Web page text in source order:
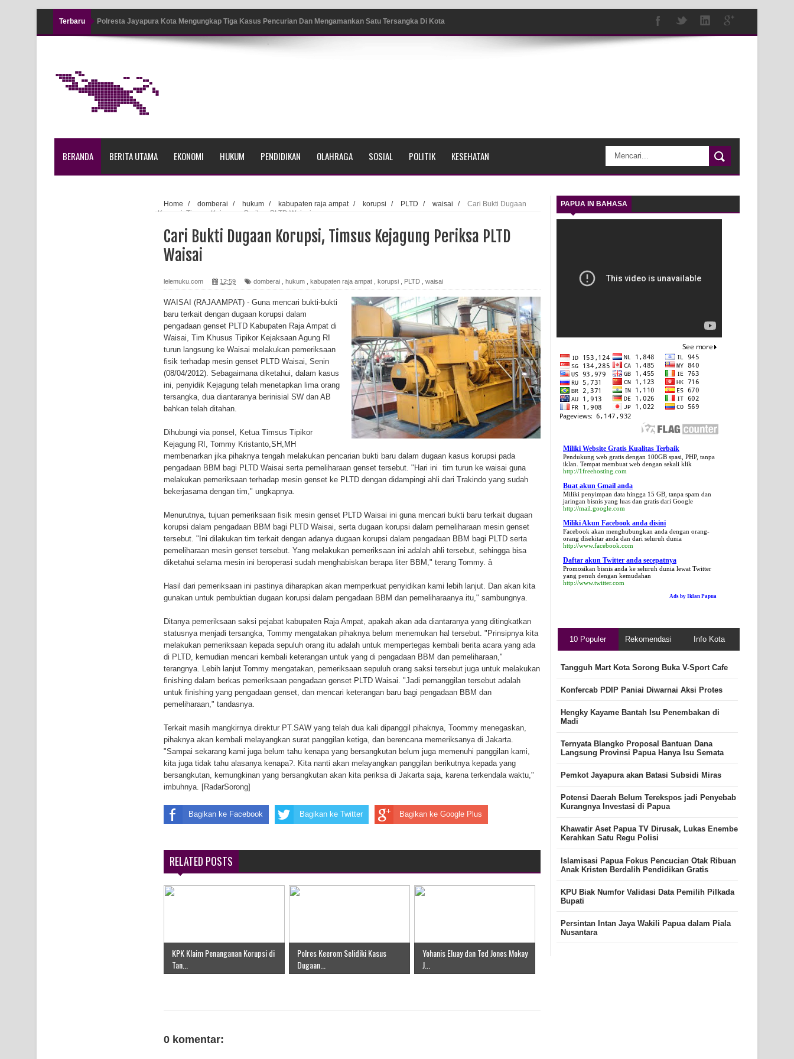
Terbaru Polresta Jayapura Kota Mengungkap Tiga Kasus Pencurian Dan Mengamankan Satu Tersangka Di Kota
Kapolresta Jayapura Kota Mengapresiasi Antusiasme Warga Saat Nonton Bareng Final Piala Dunia 2026 di
Lima Rumah Pribadi Terbakar Di Hamadi Jayapura Selatan
Polres Jayapura Terima Laporan Hilangnya Agustina Ester Bonsapia
Marthen Medlama Sebut Pemprov Papua Siapkan 1000 Kuota Beasiswa Mace
BRI Region 18 Jayapura Salurkan Bantuan CSR untuk RS Bhayangkara Polda Papua pada Peringatan Hari
Indonesia Turns Remote Papua Frontier into National Food Belt with Mechanized Rice Expansion
Mentan Tinjau Program Cetak Sawah dan Penanaman Padi di Merauke
Mantan Sekda Jayawijaya Jadi Tersangka Kasus Korupsi Jalan Lingkar
Papuan Artisans Take Center Stage at Indonesia's National Craft Anniversary in Makassar
Presenter TVRI Papua Barat Yanto Idorway Masih Hilang
Air Terjun Memti Pesona Tersembunyi di Kabupaten Pegunungan Arfak
Pencarian Hari Keenam Korban Hanyut di Air Terjun Memti Belum Hasil, Polisi Periksa Saksi dan Kerahkan
.
BERANDA BERITA UTAMA EKONOMI HUKUM PENDIDIKAN OLAHRAGA SOSIAL POLITIK KESEHATAN
Home / domberai / hukum / kabupaten raja ampat / korupsi / PLTD / waisai /
Cari Bukti Dugaan
Korupsi, Timsus Kejagung Periksa PLTD Waisai
Cari Bukti Dugaan Korupsi, Timsus Kejagung Periksa PLTD
Waisai
lelemuku.com 12:59 domberai hukum kabupaten raja ampat korupsi PLTD waisai
WAISAI (RAJAAMPAT) - Guna mencari buk­ti-bukti
baru terkait dengan dugaan korupsi dalam
pengadaan genset PLTD Kabupaten Raja Ampat di
Waisai, Tim Khusus Tipikor Kejaksaan Agung RI
turun langsung ke Waisai melakukan pemeriksaan
fisik terhadap mesin genset PLTD Waisai, Senin
(08/04/2012). Sebagaimana diketahui, dalam kasus
ini, penyidik Kejagung telah menetapkan lima orang
tersangka, dua diantaranya berinisial SW dan AB
bahkan telah ditahan.
Dihubungi via ponsel, Ketua Timsus Tipikor
Kejagung RI, Tommy Kristanto,SH,MH
membenarkan jika pihaknya tengah melakukan pencarian bukti baru dalam dugaan kasus korupsi pada
pengadaan BBM bagi PLTD Waisai serta pemeliharaan genset tersebut. "Hari ini tim turun ke waisai guna
melakukan pemeriksaan terhadap mesin genset ke PLTD dengan didampingi ahli dari Trakindo yang sudah
bekerjasama dengan tim," ungkapnya.
Menurutnya, tujuan pemeriksaan fisik mesin genset PLTD Waisai ini guna mencari bukti baru terkait dugaan
korupsi dalam pengadaan BBM bagi PLTD Waisai, serta dugaan korupsi dalam pemeliharaan mesin genset
tersebut. "Ini dilakukan tim terkait dengan adanya dugaan korupsi dalam pengadaan BBM bagi PLTD serta
pemeliharaan mesin genset tersebut. Yang melakukan pemeriksaan ini adalah ahli tersebut, sehingga bisa
diketahui selama mesin ini beroperasi sudah menghabiskan berapa liter BBM," terang Tommy. â
Hasil dari pemeriksaan ini pastinya diharapkan akan memperkuat penyidikan kami lebih lanjut. Dan akan kita
gunakan untuk pembuktian dugaan korupsi dalam pengadaan BBM dan pemeliharaanya itu," sambungnya.
Ditanya pemeriksaan saksi pejabat kabupaten Raja Ampat, apakah akan ada diantaranya yang ditingkatkan
statusnya menjadi tersangka, Tommy mengatakan pihaknya belum menemukan hal tersebut. "Prinsipnya kita
melakukan pemeriksaan kepada sepuluh orang itu adalah untuk mempertegas kembali berita acara yang ada
di PLTD, kemudian mencari kembali keterangan untuk yang di pengadaan BBM dan pemeliharaan,"
terangnya. Lebih lanjut Tommy mengatakan, pemeriksaan sepuluh orang saksi tersebut juga untuk melakukan
finishing dalam berkas pemeriksaan pengadaan genset PLTD Waisai. "Jadi pemanggilan tersebut adalah
untuk finishing yang pengadaan genset, dan mencari keterangan baru bagi pengadaan BBM dan
pemeliharaan," tandasnya.
Terkait masih mangkirnya direktur PT.SAW yang telah dua kali dipanggil pihaknya, Toommy menegaskan,
pihaknya akan kembali melayangkan surat panggilan ketiga, dan berencana memeriksanya di Jakarta.
"Sampai sekarang kami juga belum tahu kenapa yang bersangkutan belum juga memenuhi panggilan kami,
kita juga tidak tahu alasanya kenapa?. Kita nanti akan melayangkan panggilan berikutnya kepada yang
bersangkutan, kemungkinan yang bersangkutan akan kita periksa di Jakarta saja, karena terkendala waktu,"
imbuhnya. [RadarSorong]
Bagikan ke Facebook Bagikan ke Twitter Bagikan ke Google Plus
RELATED POSTS
KPK Klaim Penanganan Korupsi di
Tan...
Polres Keerom Selidiki Kasus
Dugaan...
Yohanis Eluay dan Ted Jones Mokay
J...
0 komentar:
PAPUA IN BAHASA
Miliki Website Gratis Kualitas Terbaik
Pendukung web gratis dengan 100GB spasi, PHP, tanpa
iklan. Tempat membuat web dengan sekali klik
http://1freehosting.com
Buat akun Gmail anda
Miliki penyimpan data hingga 15 GB, tanpa spam dan
jaringan bisnis yang luas dan gratis dari Google
http://mail.google.com
Miliki Akun Facebook anda disini
Facebook akan menghubungkan anda dengan orang-
orang disekitar anda dan dari seluruh dunia
http://www.facebook.com
Daftar akun Twitter anda secepatnya
Promosikan bisnis anda ke seluruh dunia lewat Twitter
yang penuh dengan kemudahan
http://www.twitter.com
Ads by Iklan Papua
10 Populer Rekomendasi Info Kota
Tangguh Mart Kota Sorong Buka V-Sport Cafe
Konfercab PDIP Paniai Diwarnai Aksi Protes
Hengky Kayame Bantah Isu Penembakan di
Madi
Ternyata Blangko Proposal Bantuan Dana
Langsung Provinsi Papua Hanya Isu Semata
Pemkot Jayapura akan Batasi Subsidi Miras
Potensi Daerah Belum Terekspos jadi Penyebab
Kurangnya Investasi di Papua
Khawatir Aset Papua TV Dirusak, Lukas Enembe
Kerahkan Satu Regu Polisi
Islamisasi Papua Fokus Pencucian Otak Ribuan
Anak Kristen Berdalih Pendidikan Gratis
KPU Biak Numfor Validasi Data Pemilih Pilkada
Bupati
Persintan Intan Jaya Wakili Papua dalam Piala
Nusantara